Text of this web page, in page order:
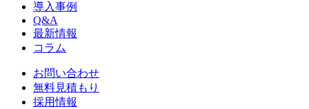
導入事例
Q&A
最新情報
コラム
お問い合わせ
無料見積もり
採用情報